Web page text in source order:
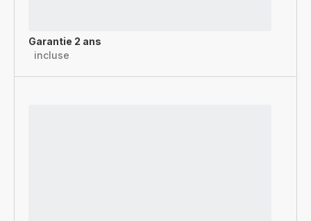
Garantie 2 ans
incluse